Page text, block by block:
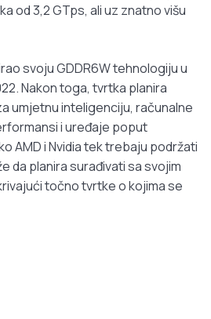
od 3,2 GTps, ali uz znatno višu
svoju GDDR6W tehnologiju u
Nakon toga, tvrtka planira
umjetnu inteligenciju, računalne
i uređaje poput
AMD i Nvidia tek trebaju podržati
da planira surađivati ​​sa svojim
točno tvrtke o kojima se